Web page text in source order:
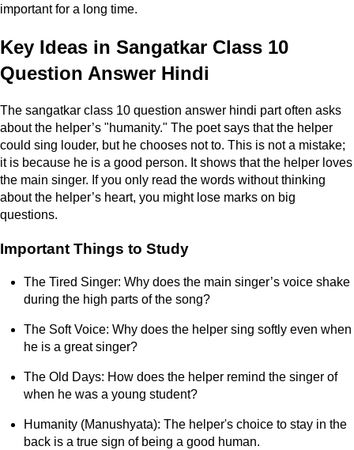
important for a long time.
Key Ideas in Sangatkar Class 10
Question Answer Hindi
The sangatkar class 10 question answer hindi part often asks
about the helper’s "humanity." The poet says that the helper
could sing louder, but he chooses not to. This is not a mistake;
it is because he is a good person. It shows that the helper loves
the main singer. If you only read the words without thinking
about the helper’s heart, you might lose marks on big
questions.
Important Things to Study
The Tired Singer: Why does the main singer’s voice shake
during the high parts of the song?
The Soft Voice: Why does the helper sing softly even when
he is a great singer?
The Old Days: How does the helper remind the singer of
when he was a young student?
Humanity (Manushyata): The helper's choice to stay in the
back is a true sign of being a good human.